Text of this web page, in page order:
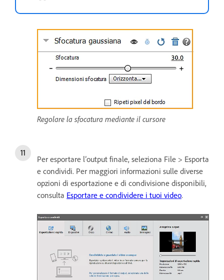
Regolare la sfocatura mediante il cursore
Per esportare l’output finale, seleziona File > Esporta
e condividi. Per maggiori informazioni sulle diverse
opzioni di esportazione e di condivisione disponibili,
consulta Esportare e condividere i tuoi video.